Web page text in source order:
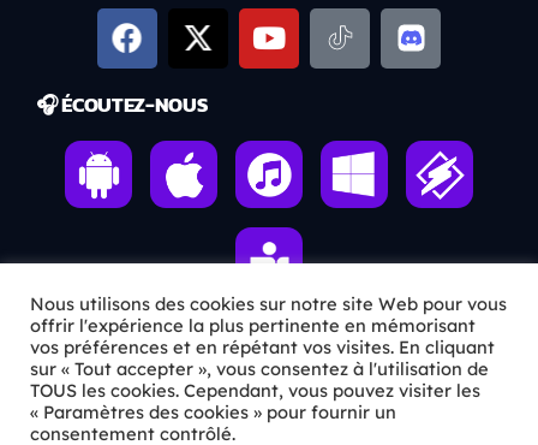
🎧 ÉCOUTEZ-NOUS
ℹ️ INFOS PRATIQUES
✉️Contact
Nous utilisons des cookies sur notre site Web pour vous
offrir l'expérience la plus pertinente en mémorisant
vos préférences et en répétant vos visites. En cliquant
sur « Tout accepter », vous consentez à l'utilisation de
TOUS les cookies. Cependant, vous pouvez visiter les
« Paramètres des cookies » pour fournir un
consentement contrôlé.